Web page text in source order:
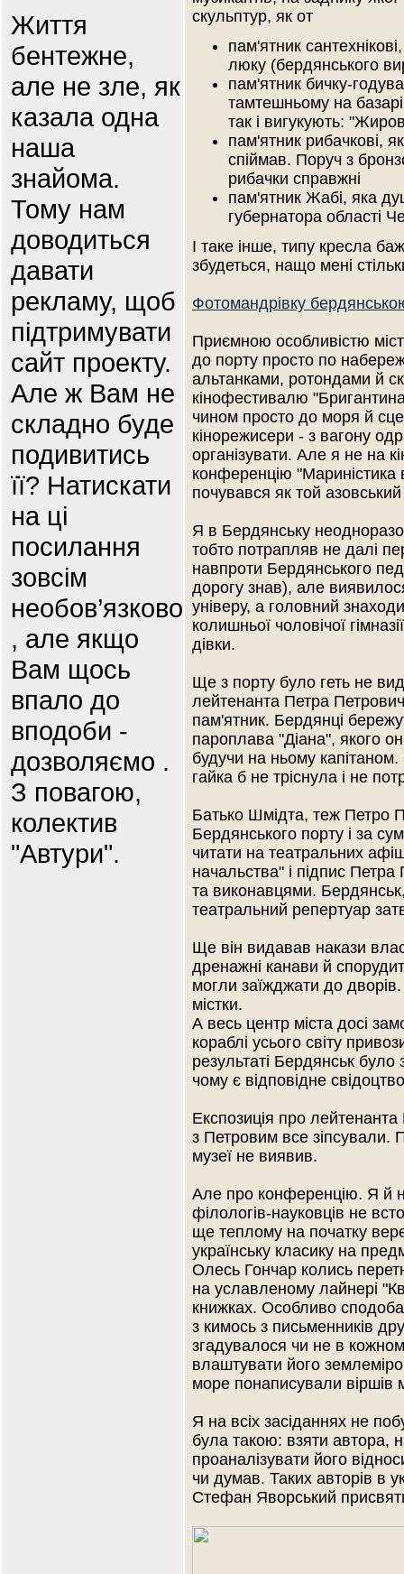
Життя
бентежне,
але не зле, як
казала одна
наша
знайома.
Тому нам
доводиться
давати
рекламу, щоб
підтримувати
сайт проекту.
Але ж Вам не
складно буде
подивитись
її? Натискати
на ці
посилання
зовсім
необов’язково
, але якщо
Вам щось
впало до
вподоби -
дозволяємо .
З повагою,
колектив
"Автури".
скульптур, як от
пам'ятник
люку (бердянського
пам'ятник бичку-
тамтешньому на
так і вигукують:
пам'ятник рибачкові,
спіймав. Поруч з
рибачки справжні
пам'ятник Жабі, яка
губернатора області
І таке інше, типу кресла
збудеться, нащо мені
Фотомандрівку
Приємною особливістю
до порту просто по
альтанками, ротондами й
кінофестивалю
чином просто до моря й
кінорежисери - з вагону
організувати. Але я не на
конференцію "Мариністика
почувався як той азовський
Я в Бердянську
тобто потрапляв не далі
навпроти Бердянського
дорогу знав), але
універу, а головний
колишньої чоловічої
дівки.
Ще з порту було геть не
лейтенанта Петра
пам'ятник. Бердянці
пароплава "Діана", якого
будучи на ньому
гайка б не тріснула і не
Батько Шмідта, теж Петро
Бердянського порту і за
читати на театральних
начальства" і підпис
та виконавцями.
театральний репертуар
Ще він видавав накази
дренажні канави й
могли заїжджати до
містки.
А весь центр міста досі
кораблі усього світу
результаті Бердянськ
чому є відповідне
Експозиція про
з Петровим все зіпсували.
музеї не виявив.
Але про конференцію. Я й
філологів-науковців не
ще теплому на початку
українську класику на
Олесь Гончар колись
на уславленому лайнері
книжках. Особливо
з кимось з письменників
згадувалося чи не в
влаштувати його
море понаписували віршів
Я на всіх засіданнях не
була такою: взяти автора,
проаналізувати його
чи думав. Таких авторів в
Стефан Яворський